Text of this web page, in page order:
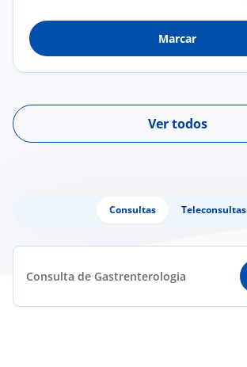
Marcar
Ver todos
Consultas Teleconsultas
Consulta de Gastrenterologia